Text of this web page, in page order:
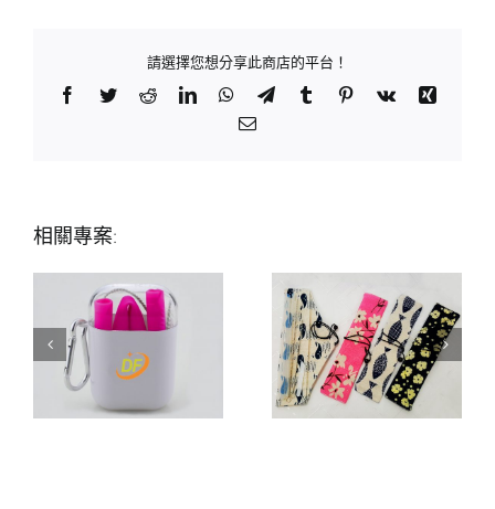
請選擇您想分享此商店的平台！
Facebook
TwitterRedditLinkedInWhatsApp
TelegramTumblr Pinterest
Vk
Xing
Email:
相關專案: